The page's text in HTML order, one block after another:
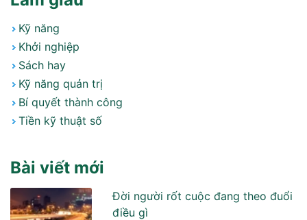
Kỹ năng
Khởi nghiệp
Sách hay
Kỹ năng quản trị
Bí quyết thành công
Tiền kỹ thuật số
Bài viết mới
Đời người rốt cuộc đang theo đuổi
điều gì